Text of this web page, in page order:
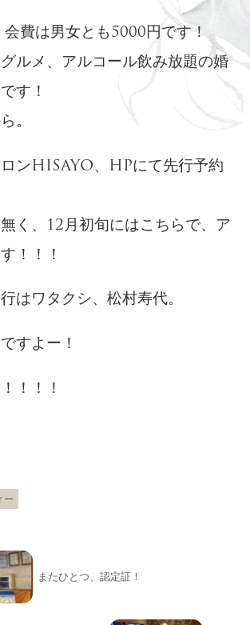
費は男女とも5000円です！
ルメ、アルコール飲み放題の婚
す！
。
ンHISAYO、HPにて先行予約
く、12月初旬にはこちらで、ア
！！！
はワタクシ、松村寿代。
すよー！
！！！
ー
またひとつ、認定証！